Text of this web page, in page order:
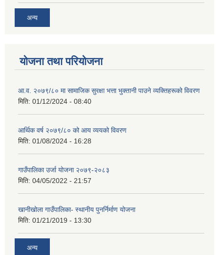
अन्य
योजना तथा परियोजना
आ.व. २०७९/८० मा सामाजिक सुरक्षा भत्ता भुक्तानी पाउने व्यक्तिहरूको विवरण
मिति: 01/12/2024 - 08:40
आर्थिक वर्ष २०७९/८० को आय व्ययको विवरण
मिति: 01/08/2024 - 16:28
गाउँपालिका उर्जा योजना २०७९-२०८३
मिति: 04/05/2022 - 21:57
खानीखोला गाउँपालिका- स्थानीय पुनर्निर्माण योजना
मिति: 01/21/2019 - 13:30
अन्य